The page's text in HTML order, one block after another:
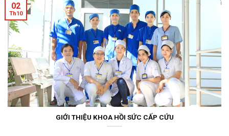
GIỚI THIỆU KHOA HỒI SỨC CẤP CỨU
02
Th10